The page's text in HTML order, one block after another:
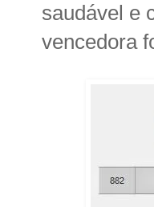
saudável e
vencedora